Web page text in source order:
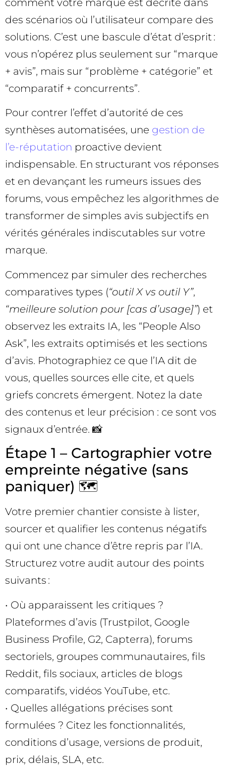
comment votre marque est décrite dans
des scénarios où l’utilisateur compare des
solutions. C’est une bascule d’état d’esprit :
vous n’opérez plus seulement sur “marque
+ avis”, mais sur “problème + catégorie” et
“comparatif + concurrents”.
Pour contrer l’effet d’autorité de ces
synthèses automatisées, une gestion de
l’e-réputation proactive devient
indispensable. En structurant vos réponses
et en devançant les rumeurs issues des
forums, vous empêchez les algorithmes de
transformer de simples avis subjectifs en
vérités générales indiscutables sur votre
marque.
Commencez par simuler des recherches
comparatives types (“outil X vs outil Y”,
“meilleure solution pour [cas d’usage]”) et
observez les extraits IA, les “People Also
Ask”, les extraits optimisés et les sections
d’avis. Photographiez ce que l’IA dit de
vous, quelles sources elle cite, et quels
griefs concrets émergent. Notez la date
des contenus et leur précision : ce sont vos
signaux d’entrée. 📸
Étape 1 – Cartographier votre
empreinte négative (sans
paniquer) 🗺️
Votre premier chantier consiste à lister,
sourcer et qualifier les contenus négatifs
qui ont une chance d’être repris par l’IA.
Structurez votre audit autour des points
suivants :
• Où apparaissent les critiques ?
Plateformes d’avis (Trustpilot, Google
Business Profile, G2, Capterra), forums
sectoriels, groupes communautaires, fils
Reddit, fils sociaux, articles de blogs
comparatifs, vidéos YouTube, etc.
• Quelles allégations précises sont
formulées ? Citez les fonctionnalités,
conditions d’usage, versions de produit,
prix, délais, SLA, etc.